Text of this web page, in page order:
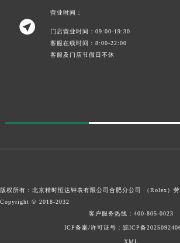

营业时间：
门店营业时间：09:00-19:30
客服在线时间：8:00-22:00
客服及门店节假日不休
版权所有：北京精时恒达钟表有限公司合肥分公司 （Rolex）
Copyright © 2018-2032
客户服务热线： 400-805-0023
ICP备案/许可证号：皖ICP备
XML